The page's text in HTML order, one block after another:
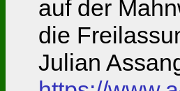
auf der
die
Julian